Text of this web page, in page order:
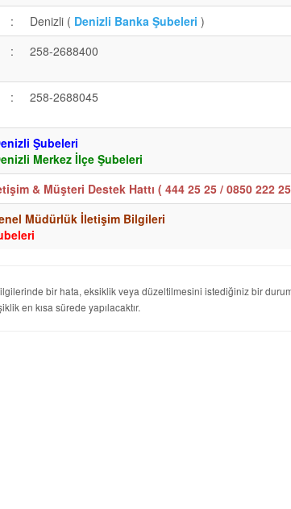
: Denizli ( Denizli Banka Şubeleri )
: 258-2688400
: 258-2688045
Şubeleri
Merkez İlçe Şubeleri
& Müşteri Destek Hattı ( 444 25 25 / 0850 222
Müdürlük İletişim Bilgileri
bir hata, eksiklik veya düzeltilmesini istediğiniz bir
en kısa sürede yapılacaktır.